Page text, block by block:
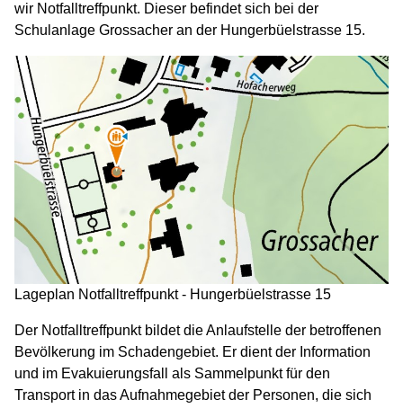
wir Notfalltreffpunkt. Dieser befindet sich bei der
Schulanlage Grossacher an der Hungerbüelstrasse 15.
Lageplan Notfalltreffpunkt - Hungerbüelstrasse 15
Der Notfalltreffpunkt bildet die Anlaufstelle der betroffenen
Bevölkerung im Schadengebiet. Er dient der Information
und im Evakuierungsfall als Sammelpunkt für den
Transport in das Aufnahmegebiet der Personen, die sich